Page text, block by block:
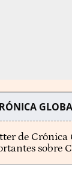
de
sobre